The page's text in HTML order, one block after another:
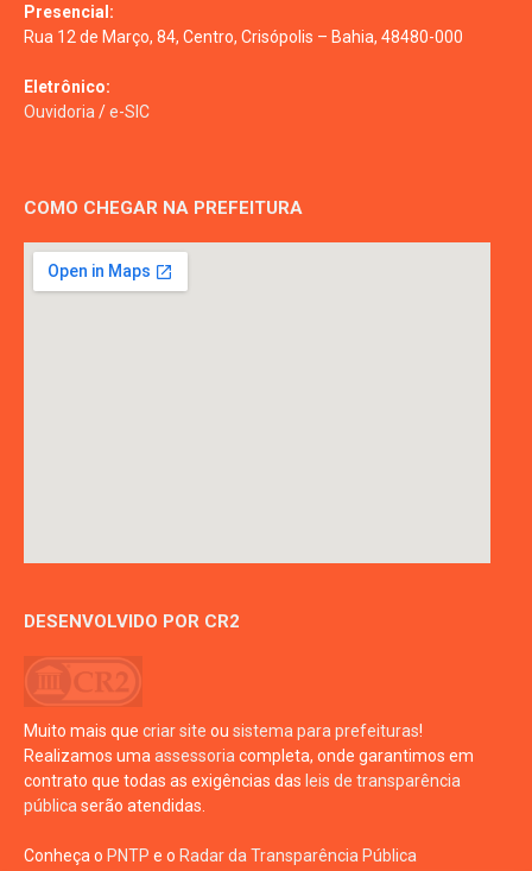
Presencial:
Rua 12 de Março, 84, Centro, Crisópolis – Bahia, 48480-000
Eletrônico:
Ouvidoria /e-SIC
COMO CHEGAR NA PREFEITURA
DESENVOLVIDO POR CR2
Muito mais que criar site ou sistema para prefeituras!
Realizamos uma assessoria completa, onde garantimos em
contrato que todas as exigências das leis de transparência
pública serão atendidas.
Conheça o PNTP e o Radar da Transparência Pública